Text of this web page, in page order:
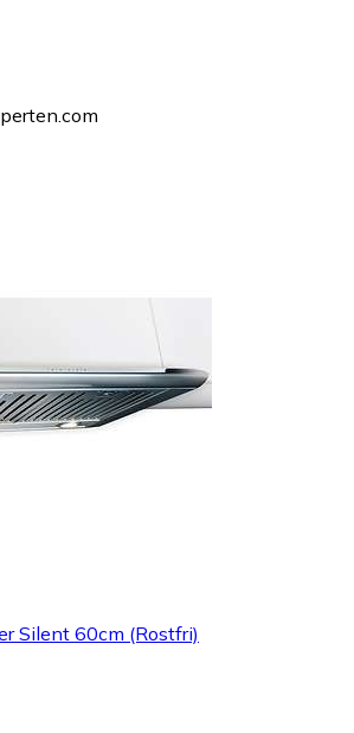
Silent 60cm (Rostfri)